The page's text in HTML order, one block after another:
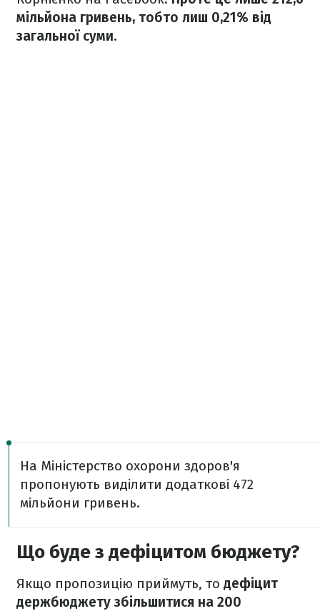
мільйона гривень, тобто лиш 0,21% від
загальної суми.
На Міністерство охорони здоров'я
пропонують виділити додаткові 472
мільйони гривень.
Що буде з дефіцитом бюджету?
Якщо пропозицію приймуть, то дефіцит
держбюджету збільшитися на 200